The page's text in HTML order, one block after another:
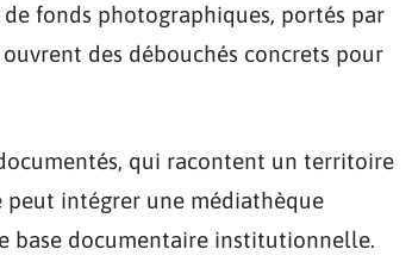
fonds photographiques, portés par
des débouchés concrets pour
qui racontent un territoire
intégrer une médiathèque
base documentaire institutionnelle.